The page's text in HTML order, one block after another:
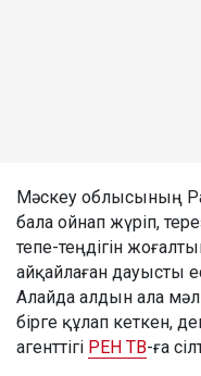
Мәскеу облысының
бала ойнап жүріп,
тепе-теңдігін
айқайлаған дауысты
Алайда алдын ала
бірге құлап кеткен,
агенттігі РЕН ТВ-ға